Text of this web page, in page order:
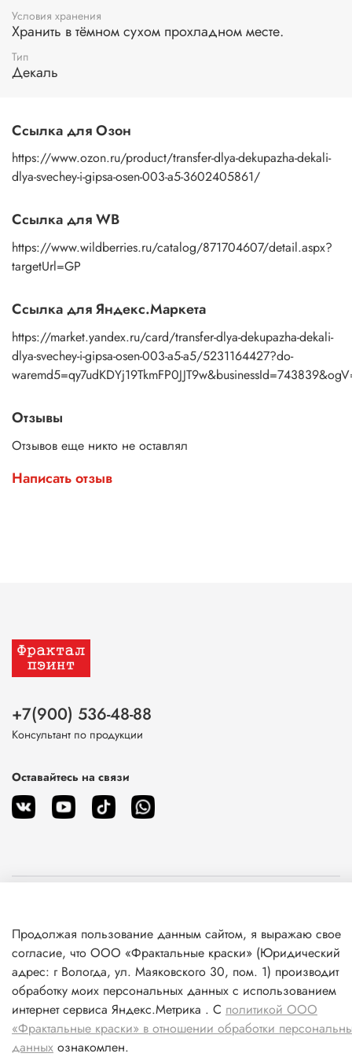
помощью губки или спонжа, подождите 10 секунд, дайте
основе пропитаться водой. Затем приложите
изображение к поверхности и, плотно прижимая
пальцами бумажную основу, сдвигаете ее на себя.
Рисунок остается на изделии. Сразу после нанесения
изображение любым покрывным лаком. Отлично
подойдет акриловый лак на водной основе, матовый,
глянцевый, полуглянцевый.
Условия хранения
Хранить в тёмном сухом прохладном месте.
Тип
Декаль
Ссылка для Озон
https://www.ozon.ru/product/transfer-dlya-dekupazha-dekali-
dlya-svechey-i-gipsa-osen-003-a5-3602405861/
Ссылка для WB
https://www.wildberries.ru/catalog/871704607/detail.aspx?
targetUrl=GP
Ссылка для Яндекс.Маркета
https://market.yandex.ru/card/transfer-dlya-dekupazha-dekali-
dlya-svechey-i-gipsa-osen-003-a5-a5/5231164427?do-
Отзывы
Отзывов еще никто не оставлял
Написать отзыв
Клиентам
Информация
+7(900) 536-48-88
Консультант по продукции
Оставайтесь на связи
Продолжая пользование данным сайтом, я выражаю свое
согласие, что ООО «Фрактальные краски» (Юридический
адрес: г Вологда, ул. Маяковского 30, пом. 1) производит
обработку моих персональных данных с использованием
интернет сервиса Яндекс.Метрика . С политикой ООО
«Фрактальные краски» в отношении обработки
данных ознакомлен.